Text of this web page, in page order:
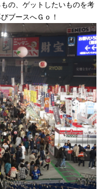
の、ゲットしたいものを考
ブースへＧｏ！